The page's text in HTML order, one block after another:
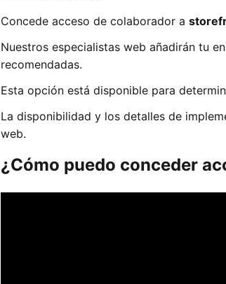
Concede acceso de colaborador a
Nuestros especialistas web añadirán tu
recomendadas.
Esta opción está disponible para
La disponibilidad y los detalles de
web.
¿Cómo puedo conceder